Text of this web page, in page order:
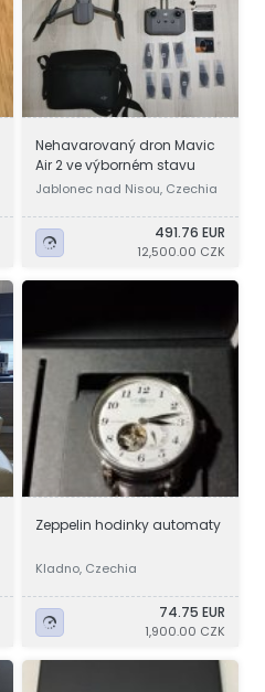
Nehavarovaný dron Mavic
Air 2 ve výborném stavu
Jablonec nad Nisou, Czechia
491.76 EUR
12,500.00 CZK
Zeppelin hodinky automaty
Kladno, Czechia
74.75 EUR
1,900.00 CZK